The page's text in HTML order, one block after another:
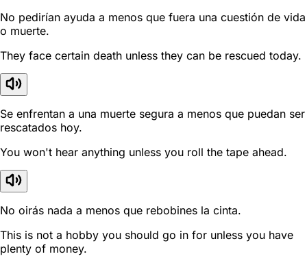
No pedirían ayuda a menos que fuera una cuestión de vida
o muerte.
They face certain death unless they can be rescued today.
Se enfrentan a una muerte segura a menos que puedan ser
rescatados hoy.
You won't hear anything unless you roll the tape ahead.
No oirás nada a menos que rebobines la cinta.
This is not a hobby you should go in for unless you have
plenty of money.